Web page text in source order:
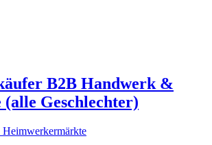
B2B Handwerk &
(alle Geschlechter)